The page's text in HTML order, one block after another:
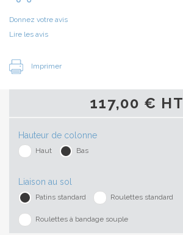
Donnez votre avis
Lire les avis
Imprimer
117,00 € HT
Hauteur de colonne
Haut Bas
Liaison au sol
Patins standard Roulettes standard
Roulettes à bandage souple